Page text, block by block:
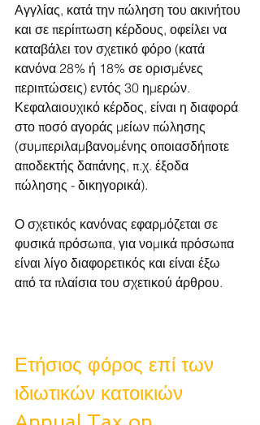
Αγγλίας, κατά την πώληση του ακινήτου
και σε περίπτωση κέρδους, οφείλει να
καταβάλει τον σχετικό φόρο (κατά
κανόνα 28% ή 18% σε ορισμένες
περιπτώσεις) εντός 30 ημερών.
Κεφαλαιουχικό κέρδος, είναι η διαφορά
στο ποσό αγοράς μείων πώλησης
(συμπεριλαμβανομένης οποιασδήποτε
αποδεκτής δαπάνης, π.χ. έξοδα
πώλησης - δικηγορικά).
Ο σχετικός κανόνας εφαρμόζεται σε
φυσικά πρόσωπα, για νομικά πρόσωπα
είναι λίγο διαφορετικός και είναι έξω
από τα πλαίσια του σχετικού άρθρου.
Ετήσιος φόρος επί των
ιδιωτικών κατοικιών